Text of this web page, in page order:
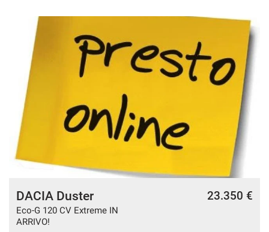
DACIA Duster
Eco-G 120 CV Extreme IN
ARRIVO!
23.350 €